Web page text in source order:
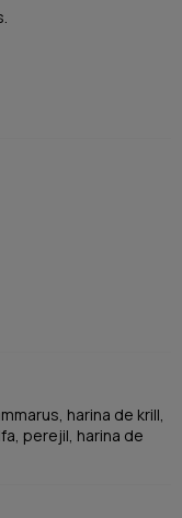
harina de krill,
perejil, harina de